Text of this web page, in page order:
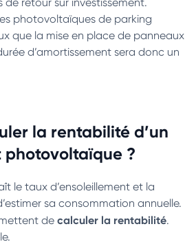
photovoltaïques de parking
que la mise en place de panneaux
d’amortissement sera donc un
la rentabilité d’un
photovoltaïque ?
le taux d’ensoleillement et la
sa consommation annuelle.
de calculer la rentabilité.